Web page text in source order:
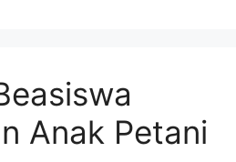
Anak Petani